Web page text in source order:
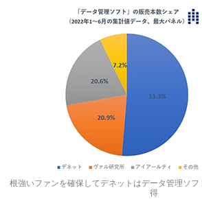
根強いファンを確保してデネットはデータ管理ソ
得